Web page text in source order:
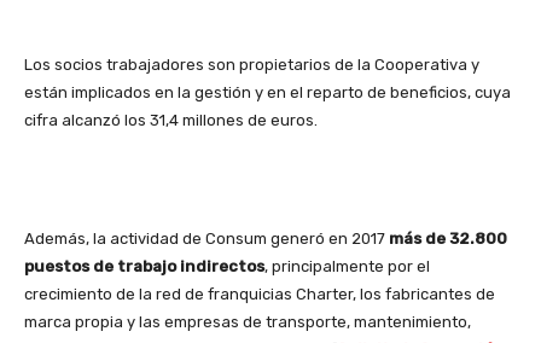
Los socios trabajadores son propietarios de la Cooperativa y
están implicados en la gestión y en el reparto de beneficios, cuya
cifra alcanzó los 31,4 millones de euros.
Además, la actividad de Consum generó en 2017 más de 32.800
puestos de trabajo indirectos, principalmente por el
crecimiento de la red de franquicias Charter, los fabricantes de
marca propia y las empresas de transporte, mantenimiento,